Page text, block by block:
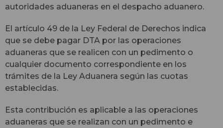
autoridades aduaneras en el despacho aduanero.
El artículo 49 de la Ley Federal de Derechos indica
que se debe pagar DTA por las operaciones
aduaneras que se realicen con un pedimento o
cualquier documento correspondiente en los
trámites de la Ley Aduanera según las cuotas
establecidas.
Esta contribución es aplicable a las operaciones
aduaneras que se realizan con un pedimento e